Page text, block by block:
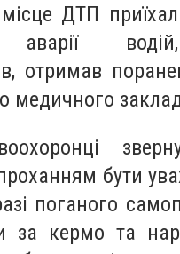
ДТП
аварії
отримав
медичного
бути
поганого
за кермо та